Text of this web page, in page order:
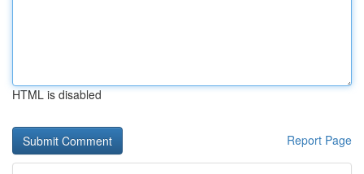
HTML is disabled
Report Page